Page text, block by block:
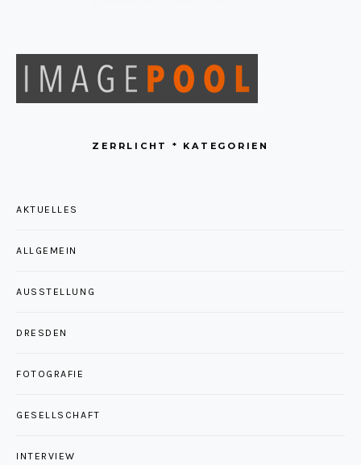
ZERRLICHT * KATEGORIEN
AKTUELLES
ALLGEMEIN
AUSSTELLUNG
DRESDEN
FOTOGRAFIE
GESELLSCHAFT
INTERVIEW